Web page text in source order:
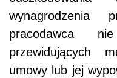
wynagrodzenia
pracodawca
przewidujących
umowy lub jej